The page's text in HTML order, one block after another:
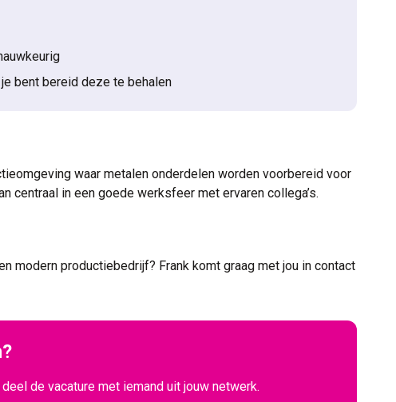
bent bereid deze te behalen
waar metalen onderdelen worden voorbereid voor
centraal in een goede werksfeer met ervaren collega’s.
modern productiebedrijf? Frank komt graag met jou in contact
de vacature met iemand uit jouw netwerk.